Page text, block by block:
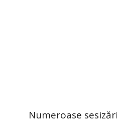
Numeroase